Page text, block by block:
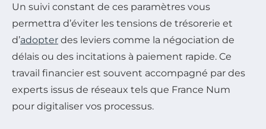
Un suivi constant de ces paramètres vous
permettra d’éviter les tensions de trésorerie et
d’adopter des leviers comme la négociation de
délais ou des incitations à paiement rapide. Ce
travail financier est souvent accompagné par des
experts issus de réseaux tels que France Num
pour digitaliser vos processus.